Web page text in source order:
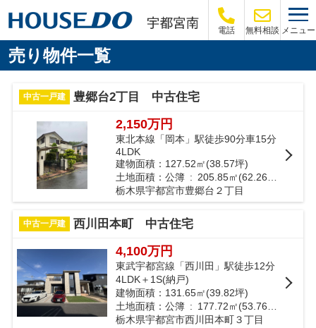
電話 無料相談 メニュー
売り物件一覧
中古一戸建 豊郷台2丁目 中古住宅
2,150万円
東北本線「岡本」駅徒歩90分車15分
4LDK
建物面積：127.52㎡(38.57坪)
栃木県宇都宮市豊郷台２丁目
中古一戸建 西川田本町 中古住宅
4,100万円
東武宇都宮線「西川田」駅徒歩12分
4LDK＋1S(納戸)
建物面積：131.65㎡(39.82坪)
栃木県宇都宮市西川田本町３丁目